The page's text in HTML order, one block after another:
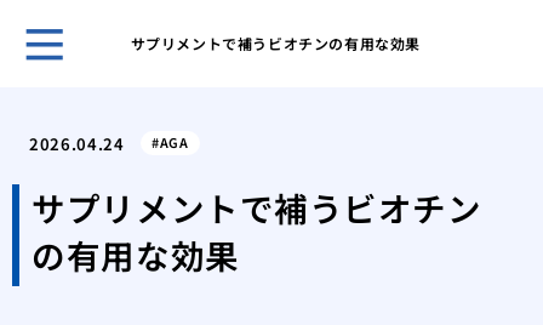
サプリメントで補うビオチンの有用な効果
2026.04.24 AGA
サプリメントで補うビオチン
の有用な効果